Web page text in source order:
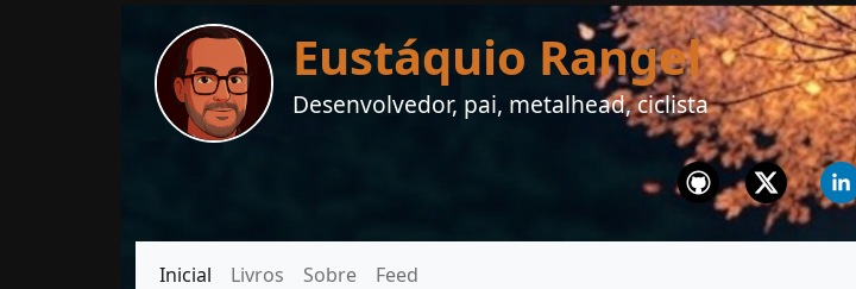
Eustáquio Rangel
Desenvolvedor, pai, metalhead, ciclista
GithubTwitter
Inicial Livros Sobre Feed